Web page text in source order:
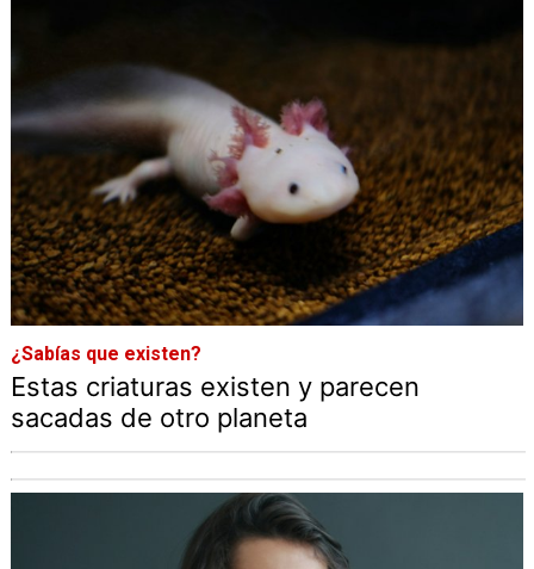
¿Sabías que existen?
Estas criaturas existen y parecen
sacadas de otro planeta